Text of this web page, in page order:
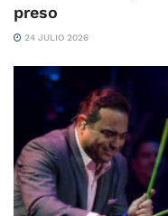
preso
24 JULIO 2026